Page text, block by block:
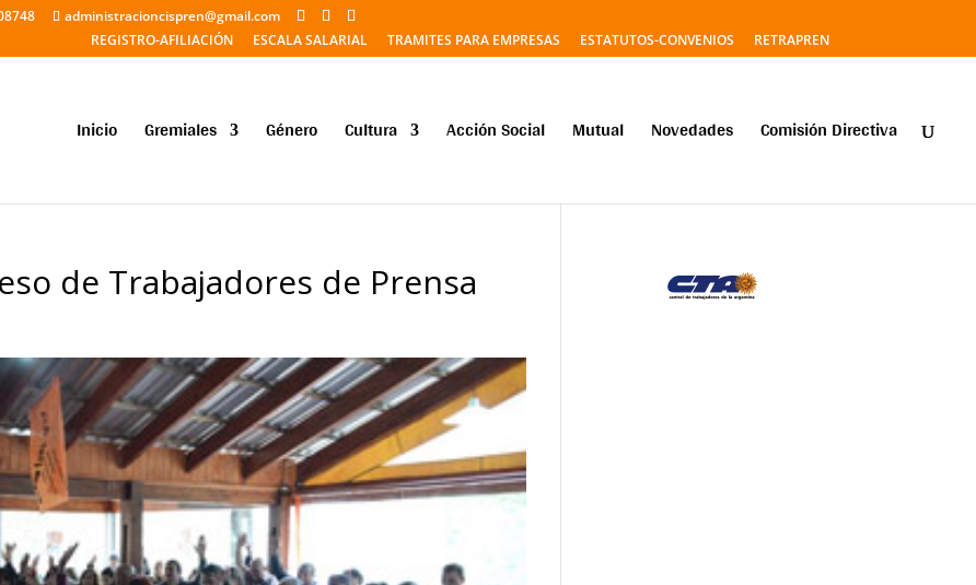
administracioncispren@gmail.com
REGISTRO-AFILIACIÓN
ESCALA SALARIAL TRAMITES PARA EMPRESAS ESTATUTOS-CONVENIOS RETRAPREN
Inicio Gremiales Género Cultura Acción Social Mutual Novedades Comisión Directiva
de Trabajadores de Prensa